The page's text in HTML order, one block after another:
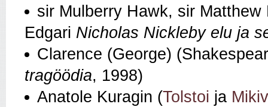
sir Mulberry Hawk, sir Matthew
Edgari Nicholas Nickleby elu ja
Clarence (George)
tragöödia, 1998)
Anatole Kuragin (Tolstoi ja